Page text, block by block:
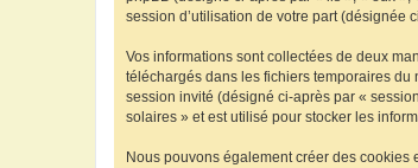
session d’utilisation de votre part (désignée
Vos informations sont collectées de deux
téléchargés dans les fichiers temporaires
session invité (désigné ci-après par «
solaires » et est utilisé pour stocker les
Nous pouvons également créer des